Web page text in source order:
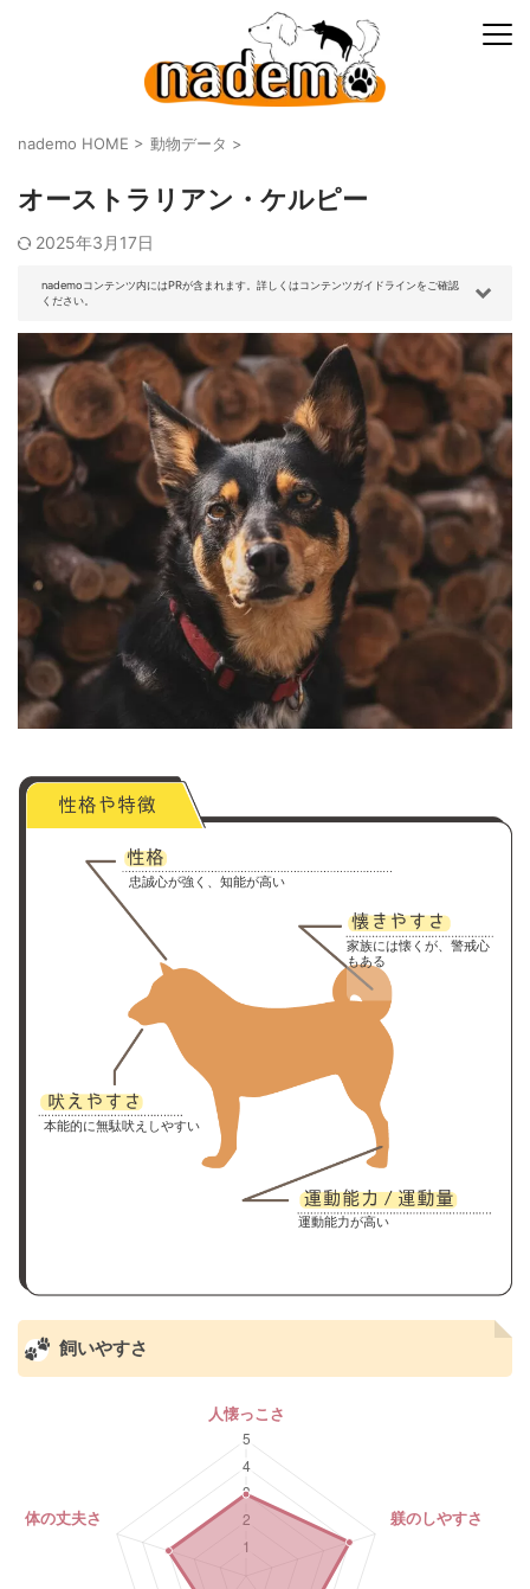
nademo HOME > 動物データ >
オーストラリアン・ケルピー
2025年3月17日
nademoコンテンツ内にはPRが含まれます。詳しくはコンテンツガイドラインをご確認
ください。
忠誠心が強く、知能が高い
家族には懐くが、警戒心
もある
本能的に無駄吠えしやすい
運動能力が高い
飼いやすさ